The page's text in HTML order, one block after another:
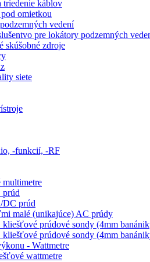
triedenie káblov
omietkou
vedení
pre lokátory podzemných
skúšobné zdroje
siete
-funkcií, -RF
prúd
DC prúd
malé (unikajúce) AC prúdy
kliešťové prúdové sondy (4mm
kliešťové prúdové sondy (4mm
- Wattmetre
wattmetre